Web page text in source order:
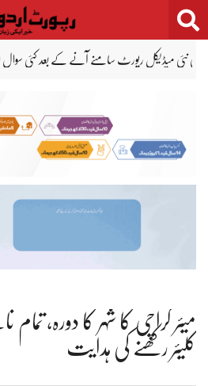
Skip
to
content
کر رہی ہے، فیملی کو ہراساں کر رہی ہے، جبران ناصر
میئر کراچی کا شہر کا دورہ،
کلیئر رکھنے کی ہدایت